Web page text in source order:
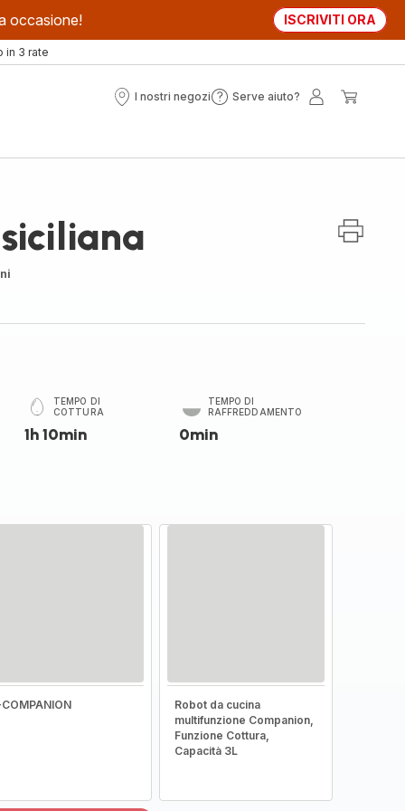
occasione! ISCRIVITI ORA
in 3 rate
I nostri negozi
I
Serve aiuto?
Serve
TEMPO DI
COTTURA
1h 10min
TEMPO DI
RAFFREDDAMENTO
0min
Robot da cucina
multifunzione Companion,
Funzione Cottura,
Capacità 3L